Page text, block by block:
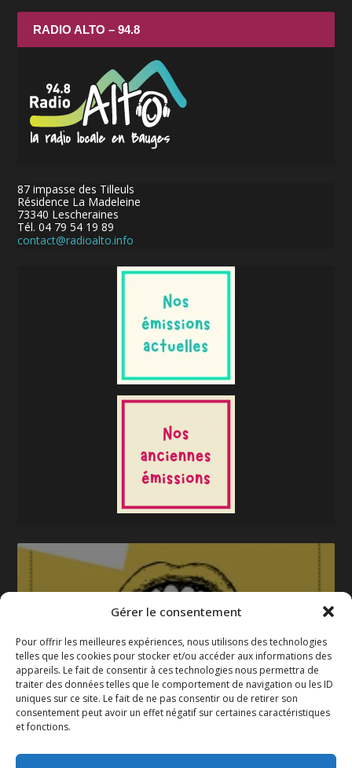
Gérer le consentement
Pour offrir les meilleures expériences, nous utilisons des technologies
telles que les cookies pour stocker et/ou accéder aux informations des
appareils. Le fait de consentir à ces technologies nous permettra de
traiter des données telles que le comportement de navigation ou les ID
uniques sur ce site. Le fait de ne pas consentir ou de retirer son
consentement peut avoir un effet négatif sur certaines caractéristiques
et fonctions.
RADIO ALTO – 94.8
87 impasse des Tilleuls
Résidence La Madeleine
73340 Lescheraines
Tél. 04 79 54 19 89
contact@radioalto.info
La gazette 2025-2026